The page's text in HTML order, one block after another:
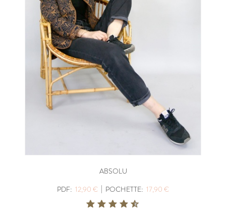
ABSOLU
PDF: 12,90 € | POCHETTE: 17,90 €